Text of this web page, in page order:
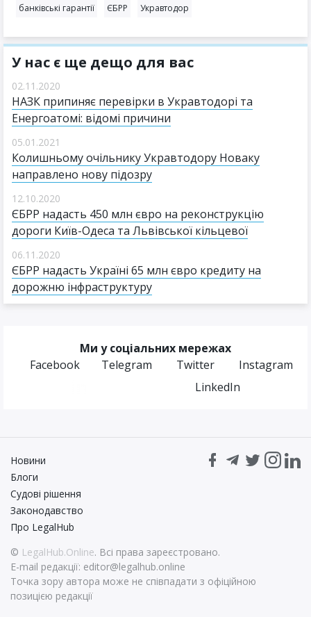
банківські гарантії ЄБРР Укравтодор
У нас є ще дещо для вас
02.11.2020
НАЗК припиняє перевірки в Укравтодорі та
Енергоатомі: відомі причини
05.01.2021
Колишньому очільнику Укравтодору Новаку
направлено нову підозру
12.10.2020
ЄБРР надасть 450 млн євро на реконструкцію
дороги Київ-Одеса та Львівської кільцевої
06.11.2020
ЄБРР надасть Україні 65 млн євро кредиту на
дорожню інфраструктуру
Ми у соціальних мережах
Facebook
Telegram Twitter
Instagram
LinkedIn
© LegalHub.Online. Всі права зареєстровано.
E-mail редакції: editor@legalhub.online
Точка зору автора може не співпадати з офіційною
позицією редакції
Новини
Блоги
Судові рішення
Законодавство
Про LegalHub